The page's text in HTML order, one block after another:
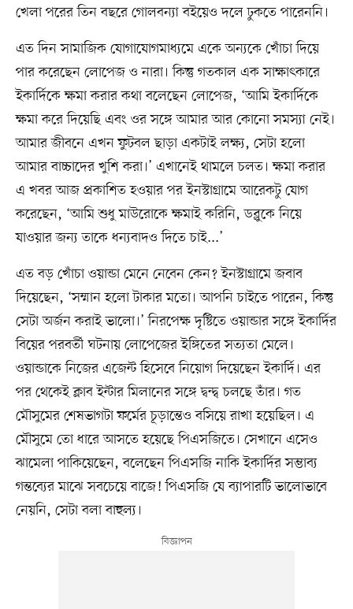
খেলা পরের তিন বছরে গোলবন্যা বইয়েও দলে ঢুকতে পারেননি।
এত দিন সামাজিক যোগাযোগমাধ্যমে একে অন্যকে খোঁচা দিয়ে
পার করেছেন লোপেজ ও নারা। কিন্তু গতকাল এক সাক্ষাৎকারে
ইকার্দিকে ক্ষমা করার কথা বলেছেন লোপেজ, ‘আমি ইকার্দিকে
ক্ষমা করে দিয়েছি এবং ওর সঙ্গে আমার আর কোনো সমস্যা নেই।
আমার জীবনে এখন ফুটবল ছাড়া একটাই লক্ষ্য, সেটা হলো
আমার বাচ্চাদের খুশি করা।’ এখানেই থামলে চলত। ক্ষমা করার
এ খবর আজ প্রকাশিত হওয়ার পর ইনস্টাগ্রামে আরেকটু যোগ
করেছেন, ‘আমি শুধু মাউরোকে ক্ষমাই করিনি, ডব্লুকে নিয়ে
যাওয়ার জন্য তাকে ধন্যবাদও দিতে চাই...’
এত বড় খোঁচা ওয়ান্ডা মেনে নেবেন কেন? ইনস্টাগ্রামে জবাব
দিয়েছেন, ‘সম্মান হলো টাকার মতো। আপনি চাইতে পারেন, কিন্তু
সেটা অর্জন করাই ভালো।’ নিরপেক্ষ দৃষ্টিতে ওয়ান্ডার সঙ্গে ইকার্দির
বিয়ের পরবর্তী ঘটনায় লোপেজের ইঙ্গিতের সত্যতা মেলে।
ওয়ান্ডাকে নিজের এজেন্ট হিসেবে নিয়োগ দিয়েছেন ইকার্দি। এর
পর থেকেই ক্লাব ইন্টার মিলানের সঙ্গে দ্বন্দ্ব চলছে তাঁর। গত
মৌসুমের শেষভাগটা ফর্মের চূড়ান্তেও বসিয়ে রাখা হয়েছিল। এ
মৌসুমে তো ধারে আসতে হয়েছে পিএসজিতে। সেখানে এসেও
ঝামেলা পাকিয়েছেন, বলেছেন পিএসজি নাকি ইকার্দির সম্ভাব্য
গন্তব্যের মাঝে সবচেয়ে বাজে! পিএসজি যে ব্যাপারটি ভালোভাবে
নেয়নি, সেটা বলা বাহুল্য।